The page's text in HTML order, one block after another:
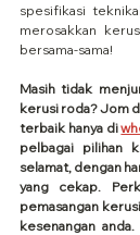
spesifikasi
merosakkan
bersama-sama!
Masih tidak
kerusi roda? Jom
terbaik hanya di
pelbagai pilihan
selamat, dengan
yang cekap.
pemasangan
kesenangan